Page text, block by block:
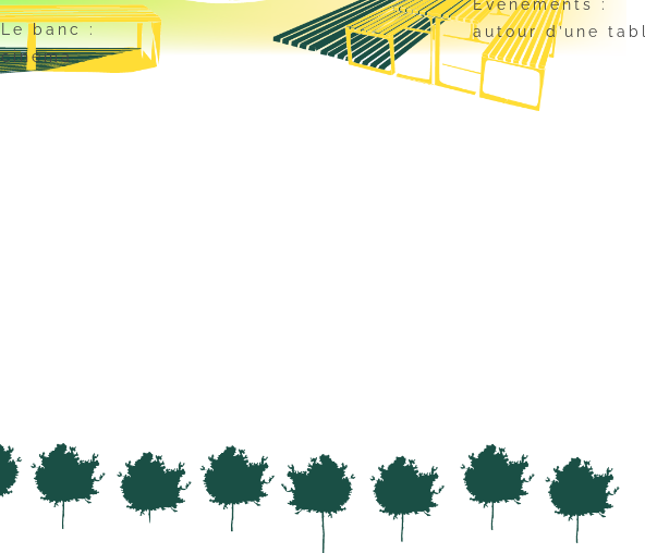
Événements :
autour d’une
Le banc :
cinéma